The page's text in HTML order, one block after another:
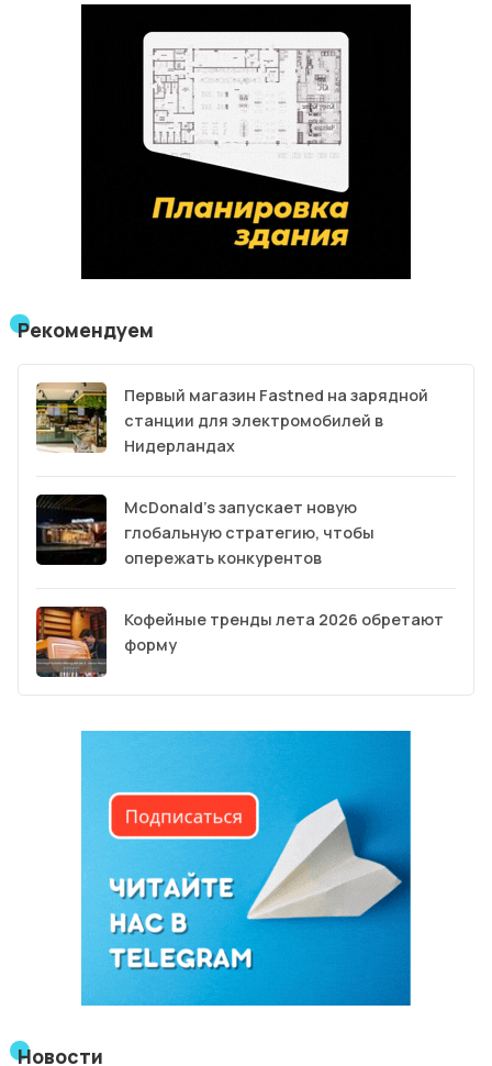
Рекомендуем
Первый магазин Fastned на зарядной
станции для электромобилей в
Нидерландах
McDonald’s запускает новую
глобальную стратегию, чтобы
опережать конкурентов
Кофейные тренды лета 2026 обретают
форму
Новости